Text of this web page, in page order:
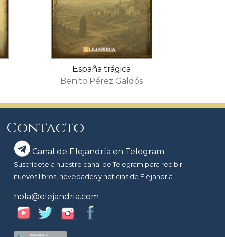
España trágica
Benito Pérez Galdós
Contacto
Canal de Elejandría en Telegram
Suscríbete a nuestro canal de Telegram para recibir
nuevos libros, novedades y noticias de Elejandría
hola@elejandria.com